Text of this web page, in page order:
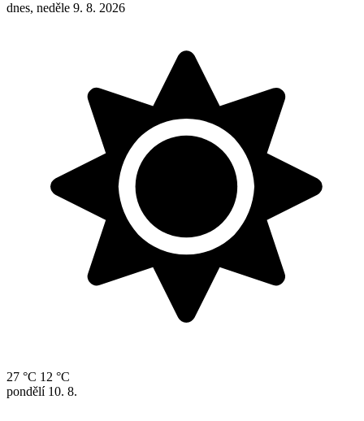
dnes, neděle 9. 8. 2026
27 °C 12 °C
pondělí 10. 8.